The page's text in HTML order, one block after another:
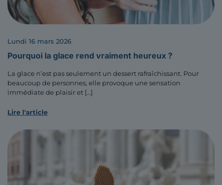
lundi 16 mars 2026
Pourquoi la glace rend vraiment heureux ?
La glace n’est pas seulement un dessert rafraîchissant. Pour
beaucoup de personnes, elle provoque une sensation
immédiate de plaisir et […]
Lire l'article